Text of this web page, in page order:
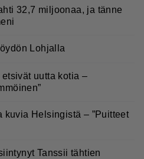
32,7 miljoonaa, ja tänne
Lohjalla
uutta kotia –
kuvia Helsingistä – ”Puitteet
Tanssii tähtien